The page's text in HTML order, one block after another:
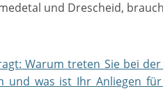
und Drescheid,
Warum treten Sie bei
und was ist Ihr Anliegen